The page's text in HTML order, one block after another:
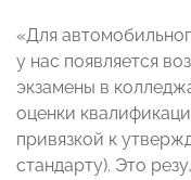
«Для
у нас появляется
экзамены в
оценки
привязкой к
стандарту). Это